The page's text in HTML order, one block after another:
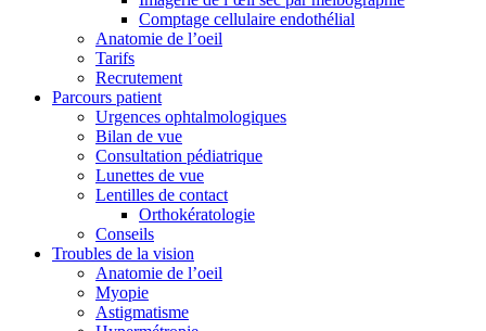
Comptage cellulaire endothélial
Anatomie de l’oeil
Tarifs
Recrutement
Parcours patient
Urgences ophtalmologiques
Bilan de vue
Consultation pédiatrique
Lunettes de vue
Lentilles de contact
Orthokératologie
Conseils
Troubles de la vision
Anatomie de l’oeil
Myopie
Astigmatisme